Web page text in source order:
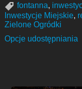
fontanna,
Inwestycje Miejskie,
Zielone Ogródki
Opcje udostępniania